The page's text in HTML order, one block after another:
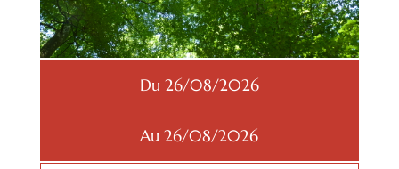
Du 26/08/2026
Au 26/08/2026